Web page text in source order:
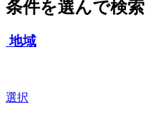
条件を選んで検索
地域
選択